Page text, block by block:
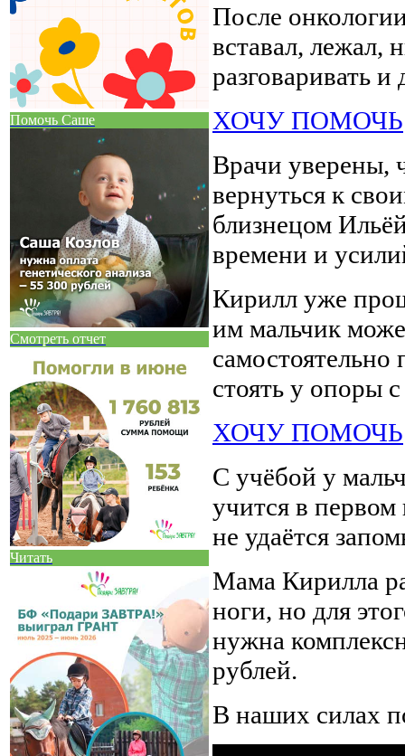
Помочь Саше
Смотреть отчет
Читать
После
вставал, лежал,
разговаривать
ХОЧУ ПОМОЧЬ
Врачи уверены,
вернуться к
близнецом
времени и
Кирилл уже
им мальчик
самостоятельно
стоять у опоры
ХОЧУ ПОМОЧЬ
С учёбой у
учится в
не удаётся
Мама Кирилла
ноги, но для
нужна
рублей.
В наших силах